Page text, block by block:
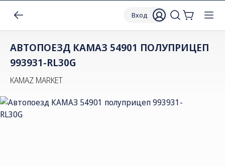
Вход
АВТОПОЕЗД КАМАЗ 54901 ПОЛУПРИЦЕП
993931-RL30G
KAMAZ MARKET